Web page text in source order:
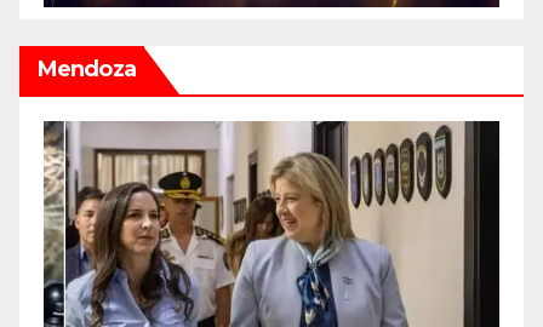
Mendoza